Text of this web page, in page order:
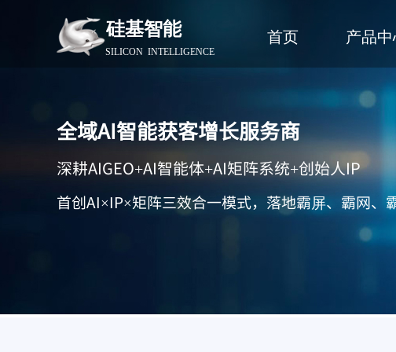
全域AI智能获客增长服务商
深耕AIGEO+AI智能体+AI矩阵系统+创始人IP
首创AI×IP×矩阵三效合一模式，落地霸屏、霸网、
硅基智能
SILICON INTELLIGENCE
首页 产品